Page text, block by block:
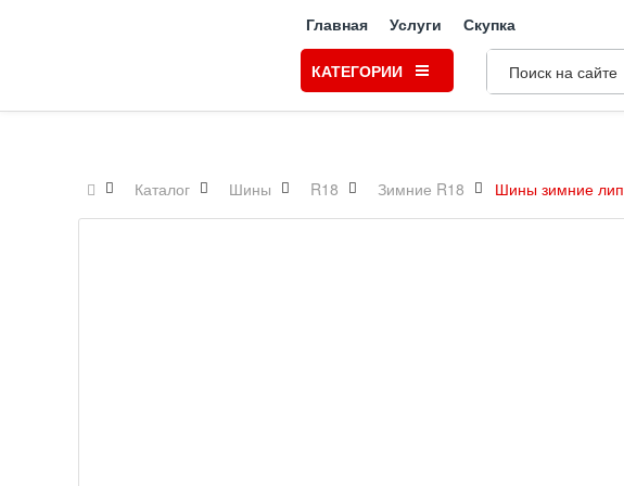
Главная Услуги Скупка
КАТЕГОРИИ
Каталог Шины R18 Зимние R18 Шины зимние